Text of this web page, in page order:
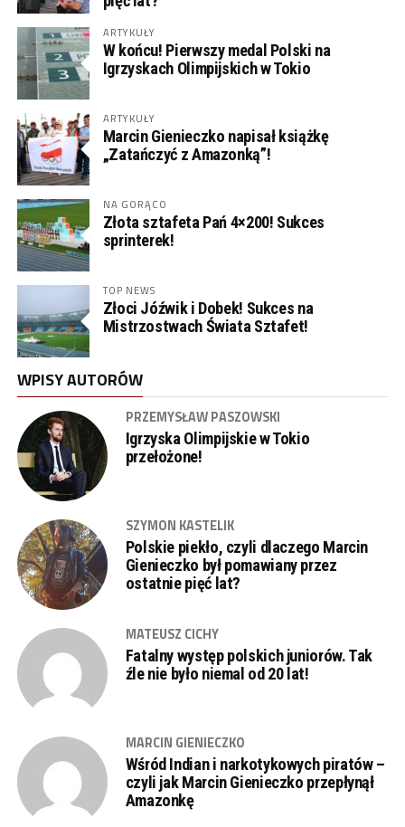
ARTYKUŁY
W końcu! Pierwszy medal Polski na
Igrzyskach Olimpijskich w Tokio
ARTYKUŁY
Marcin Gienieczko napisał książkę
„Zatańczyć z Amazonką”!
NA GORĄCO
Złota sztafeta Pań 4×200! Sukces
sprinterek!
TOP NEWS
Złoci Jóźwik i Dobek! Sukces na
Mistrzostwach Świata Sztafet!
WPISY AUTORÓW
PRZEMYSŁAW PASZOWSKI
Igrzyska Olimpijskie w Tokio
przełożone!
SZYMON KASTELIK
Polskie piekło, czyli dlaczego Marcin
Gienieczko był pomawiany przez
ostatnie pięć lat?
MATEUSZ CICHY
Fatalny występ polskich juniorów. Tak
źle nie było niemal od 20 lat!
MARCIN GIENIECZKO
Wśród Indian i narkotykowych piratów –
czyli jak Marcin Gienieczko przepłynął
Amazonkę